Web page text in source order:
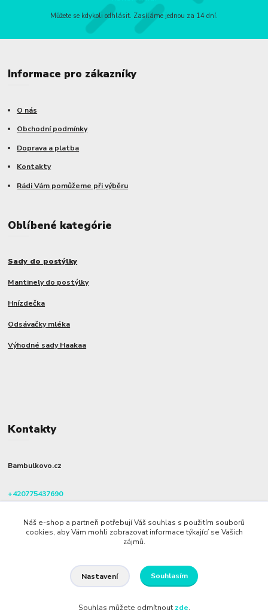
Můžete se kdykoli odhlásit. Zasíláme jednou za 14 dní.
Informace pro zákazníky
O nás
Obchodní podmínky
Doprava a platba
Kontakty
Rádi Vám pomůžeme při výběru
Oblíbené kategórie
Sady do postýlky
Mantinely do postýlky
Hnízdečka
Odsávačky mléka
Výhodné sady Haakaa
Kontakty
Bambulkovo.cz
+420775437690
info@bambulkovo.cz
Náš e-shop a partneři potřebují Váš souhlas s použitím souborů
cookies, aby Vám mohli zobrazovat informace týkající se Vašich
zájmů.
Nastavení Souhlasím
Souhlas můžete odmítnout zde.